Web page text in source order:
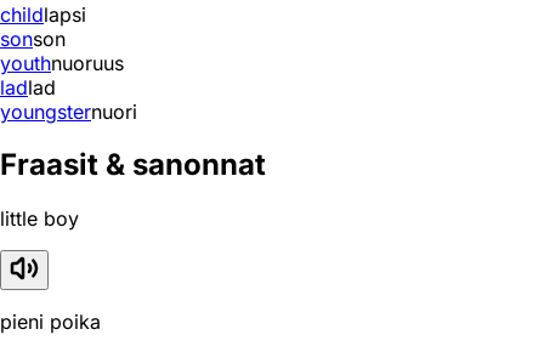
childlapsi
sonson
youthnuoruus
ladlad
youngsternuori
Fraasit & sanonnat
little boy
pieni poika